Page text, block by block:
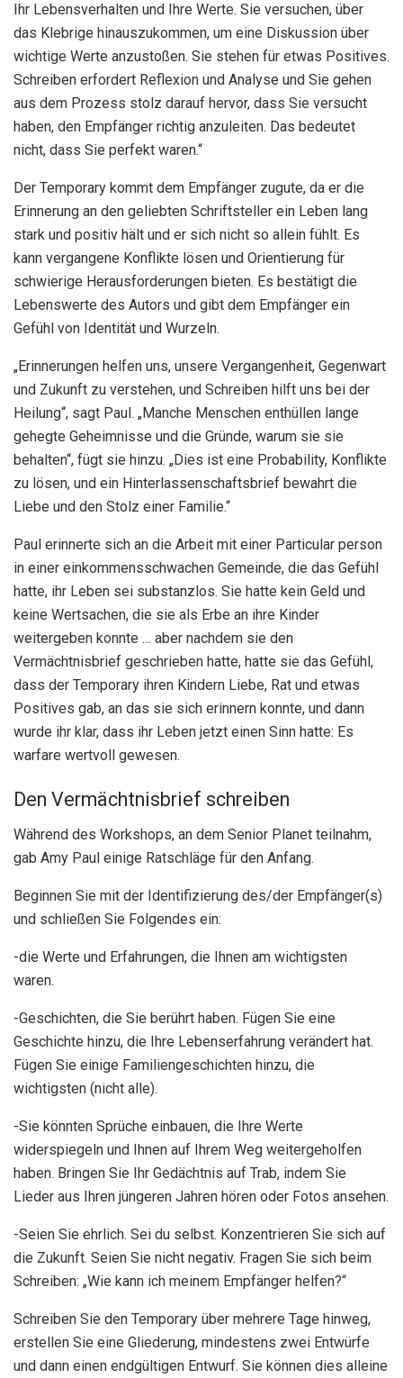
Ihr Lebensverhalten und Ihre Werte. Sie versuchen, über
das Klebrige hinauszukommen, um eine Diskussion über
wichtige Werte anzustoßen. Sie stehen für etwas Positives.
Schreiben erfordert Reflexion und Analyse und Sie gehen
aus dem Prozess stolz darauf hervor, dass Sie versucht
haben, den Empfänger richtig anzuleiten. Das bedeutet
nicht, dass Sie perfekt waren.“
Der Temporary kommt dem Empfänger zugute, da er die
Erinnerung an den geliebten Schriftsteller ein Leben lang
stark und positiv hält und er sich nicht so allein fühlt. Es
kann vergangene Konflikte lösen und Orientierung für
schwierige Herausforderungen bieten. Es bestätigt die
Lebenswerte des Autors und gibt dem Empfänger ein
Gefühl von Identität und Wurzeln.
„Erinnerungen helfen uns, unsere Vergangenheit, Gegenwart
und Zukunft zu verstehen, und Schreiben hilft uns bei der
Heilung“, sagt Paul. „Manche Menschen enthüllen lange
gehegte Geheimnisse und die Gründe, warum sie sie
behalten“, fügt sie hinzu. „Dies ist eine Probability, Konflikte
zu lösen, und ein Hinterlassenschaftsbrief bewahrt die
Liebe und den Stolz einer Familie.“
Paul erinnerte sich an die Arbeit mit einer Particular person
in einer einkommensschwachen Gemeinde, die das Gefühl
hatte, ihr Leben sei substanzlos. Sie hatte kein Geld und
keine Wertsachen, die sie als Erbe an ihre Kinder
weitergeben konnte … aber nachdem sie den
Vermächtnisbrief geschrieben hatte, hatte sie das Gefühl,
dass der Temporary ihren Kindern Liebe, Rat und etwas
Positives gab, an das sie sich erinnern konnte, und dann
wurde ihr klar, dass ihr Leben jetzt einen Sinn hatte: Es
warfare wertvoll gewesen.
Den Vermächtnisbrief schreiben
Während des Workshops, an dem Senior Planet teilnahm,
gab Amy Paul einige Ratschläge für den Anfang.
Beginnen Sie mit der Identifizierung des/der Empfänger(s)
und schließen Sie Folgendes ein:
-die Werte und Erfahrungen, die Ihnen am wichtigsten
waren.
-Geschichten, die Sie berührt haben. Fügen Sie eine
Geschichte hinzu, die Ihre Lebenserfahrung verändert hat.
Fügen Sie einige Familiengeschichten hinzu, die
wichtigsten (nicht alle).
-Sie könnten Sprüche einbauen, die Ihre Werte
widerspiegeln und Ihnen auf Ihrem Weg weitergeholfen
haben. Bringen Sie Ihr Gedächtnis auf Trab, indem Sie
Lieder aus Ihren jüngeren Jahren hören oder Fotos ansehen.
-Seien Sie ehrlich. Sei du selbst. Konzentrieren Sie sich auf
die Zukunft. Seien Sie nicht negativ. Fragen Sie sich beim
Schreiben: „Wie kann ich meinem Empfänger helfen?“
Schreiben Sie den Temporary über mehrere Tage hinweg,
erstellen Sie eine Gliederung, mindestens zwei Entwürfe
und dann einen endgültigen Entwurf. Sie können dies alleine